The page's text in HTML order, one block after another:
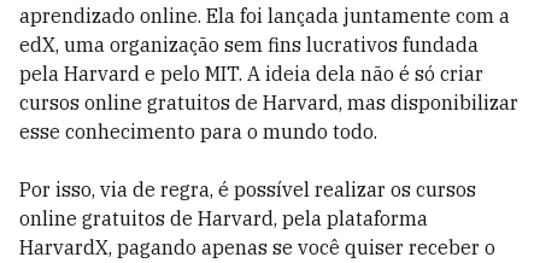
aprendizado online. Ela foi lançada juntamente com a
edX, uma organização sem fins lucrativos fundada
pela Harvard e pelo MIT. A ideia dela não é só criar
cursos online gratuitos de Harvard, mas disponibilizar
esse conhecimento para o mundo todo.
Por isso, via de regra, é possível realizar os cursos
online gratuitos de Harvard, pela plataforma
HarvardX, pagando apenas se você quiser receber o